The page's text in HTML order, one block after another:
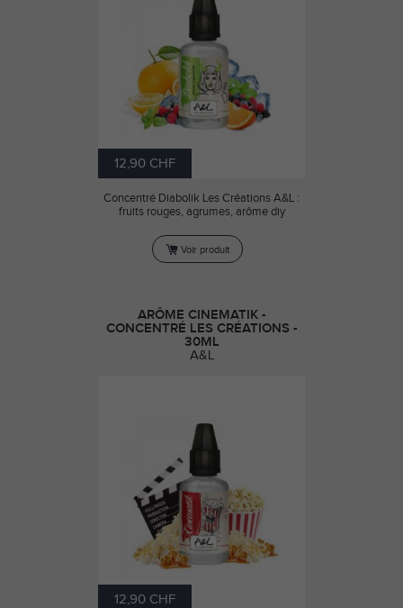
12,90 CHF
Concentré Diabolik Les Créations A&L :
fruits rouges, agrumes, arôme diy
Voir produit
ARÔME CINEMATIK -
CONCENTRÉ LES CRÉATIONS -
30ML
A&L
12,90 CHF